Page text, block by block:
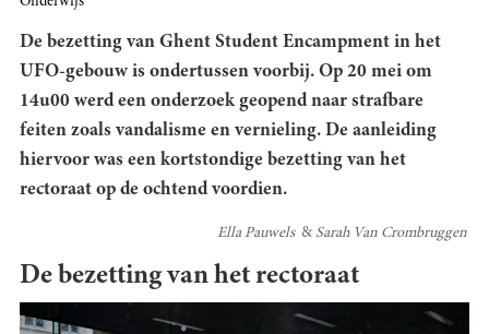
De bezetting van Ghent Student Encampment in het
UFO-gebouw is ondertussen voorbij. Op 20 mei om
14u00 werd een onderzoek geopend naar strafbare
feiten zoals vandalisme en vernieling. De aanleiding
hiervoor was een kortstondige bezetting van het
rectoraat op de ochtend voordien.
Ella Pauwels Sarah Van Crombruggen
De bezetting van het rectoraat